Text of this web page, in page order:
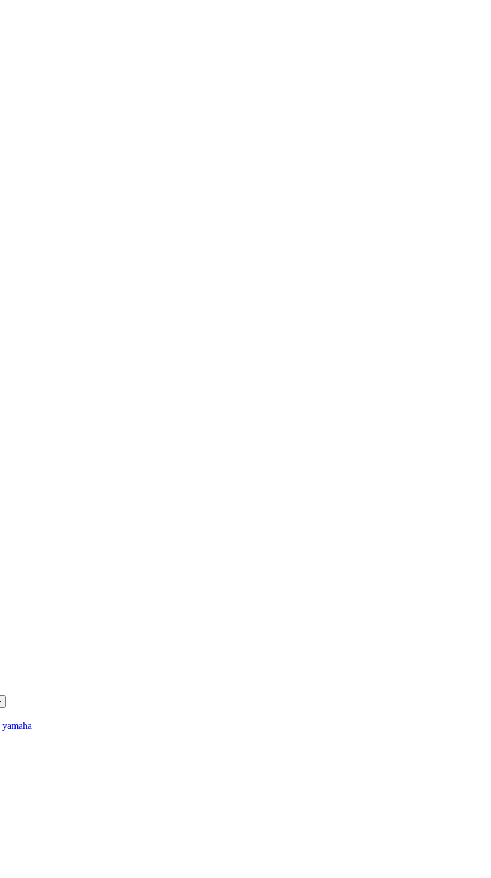
yamaha